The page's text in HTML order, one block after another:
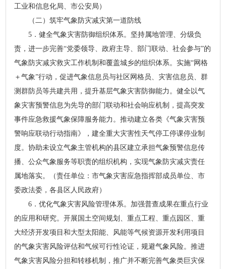
工业和信息化局、市公安局）
（二）筑牢气象防灾减灾第一道防线
5．健全气象灾害防御组织体系。坚持属地管理、分级负
责，进一步完善“党委领导、政府主导、部门联动、社会参与”的
气象防灾减灾救灾工作机制和覆盖城乡的组织体系。实施“网格
＋气象”行动，促进气象信息员与社区网格员、灾害信息员、群
测群防员等共建共用，提升基层气象灾害防御能力。健全以气
象灾害预警信息为先导的部门联动和社会响应机制，提高突发
事件应急救援气象保障服务能力。推动建立各类《气象灾害预
警响应联动行动指南》，建全重大灾害性天气停工停课停业制
度。协助未设立气象主管机构的县区建立承担气象预警信息传
播、公众气象服务等职责的组织机构，实现气象防灾减灾责任
属地落实。（责任单位：市气象灾害应急指挥部成员单位、市
委政法委，各县区人民政府）
6．优化气象灾害风险管理体系。加强普查成果在重点行业
的应用和研究。开展国土空间规划、重点工程、重点园区、重
大经济开发项目和大型太阳能、风能等气候资源开发利用项目
的气象灾害风险评估和气候可行性论证，规避气象风险。推进
气象灾害风险分担和转移机制，推广并不断完善气象类巨灾保